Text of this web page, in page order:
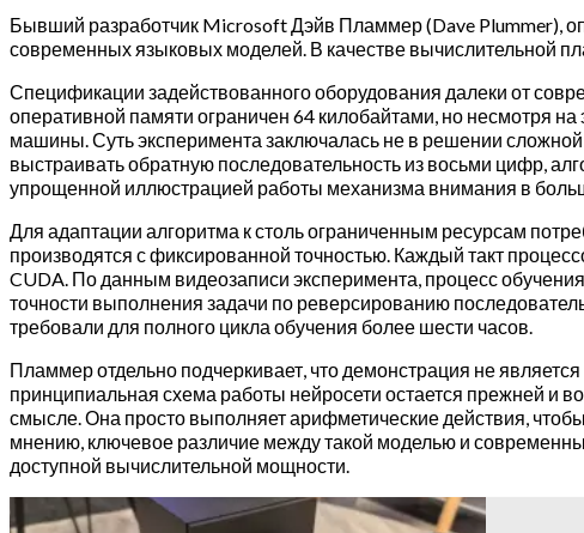
Бывший разработчик Microsoft Дэйв Пламмер (Dave Plummer),
современных языковых моделей. В качестве вычислительной
Спецификации задействованного оборудования далеки от
оперативной памяти ограничен 64 килобайтами, но несмотря
машины. Суть эксперимента заключалась не в решении
выстраивать обратную последовательность из восьми цифр,
упрощенной иллюстрацией работы механизма внимания в
Для адаптации алгоритма к столь ограниченным ресурсам
производятся с фиксированной точностью. Каждый такт
CUDA. По данным видеозаписи эксперимента, процесс
точности выполнения задачи по реверсированию
требовали для полного цикла обучения более шести часов.
Пламмер отдельно подчеркивает, что демонстрация не
принципиальная схема работы нейросети остается прежней и
смысле. Она просто выполняет арифметические действия,
мнению, ключевое различие между такой моделью и
доступной вычислительной мощности.